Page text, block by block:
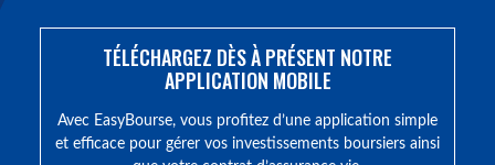
TÉLÉCHARGEZ DÈS À PRÉSENT NOTRE
APPLICATION MOBILE
Avec EasyBourse, vous profitez d’une application simple
et efficace pour gérer vos investissements boursiers ainsi